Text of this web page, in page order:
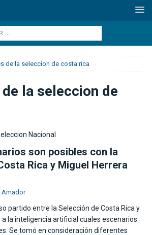
de la seleccion de costa rica
la seleccion de
son posibles con la
Rica y Miguel Herrera
Amador
partido entre la Selección de Costa Rica y
a la inteligencia artificial cuales escenarios
Se tomó en consideración diferentes